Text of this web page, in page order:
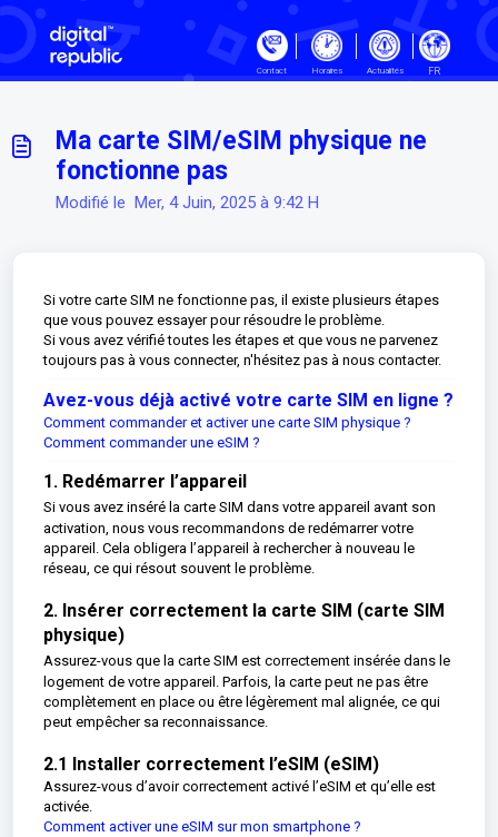
Passer au contenu principal
Contact Horaires Actualités FR
Ma carte SIM/eSIM physique ne
fonctionne pas
Modifié le Mer, 4 Juin, 2025 à 9:42 H
Si votre carte SIM ne fonctionne pas, il existe plusieurs étapes
que vous pouvez essayer pour résoudre le problème.
Si vous avez vérifié toutes les étapes et que vous ne parvenez
toujours pas à vous connecter, n'hésitez pas à nous contacter.
Avez-vous déjà activé votre carte SIM en ligne ?
Comment commander et activer une carte SIM physique ?
Comment commander une eSIM ?
1. Redémarrer l’appareil
Si vous avez inséré la carte SIM dans votre appareil avant son
activation, nous vous recommandons de redémarrer votre
appareil. Cela obligera l’appareil à rechercher à nouveau le
réseau, ce qui résout souvent le problème.
2. Insérer correctement la carte SIM (carte SIM
physique)
Assurez-vous que la carte SIM est correctement insérée dans le
logement de votre appareil. Parfois, la carte peut ne pas être
complètement en place ou être légèrement mal alignée, ce qui
peut empêcher sa reconnaissance.
2.1 Installer correctement l’eSIM (eSIM)
Assurez-vous d’avoir correctement activé l’eSIM et qu’elle est
activée.
Comment activer une eSIM sur mon smartphone ?